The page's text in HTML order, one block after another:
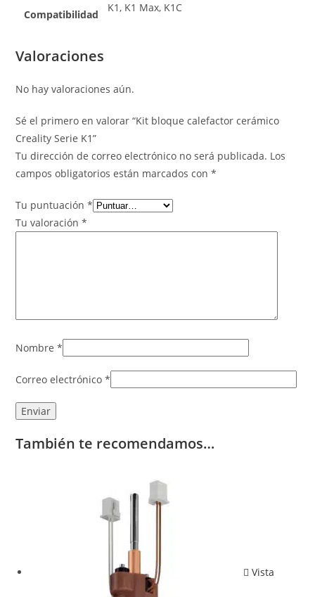
Compatibilidad
K1, K1 Max, K1C
Valoraciones
No hay valoraciones aún.
Sé el primero en valorar “Kit bloque calefactor cerámico
Creality Serie K1”
Tu dirección de correo electrónico no será publicada. Los
campos obligatorios están marcados con*
Tu puntuación*
Tu valoración*
Nombre*
Correo electrónico*
También te recomendamos…
Vista